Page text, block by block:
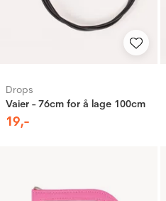
Drops
Vaier - 76cm for å lage 100cm
19,-